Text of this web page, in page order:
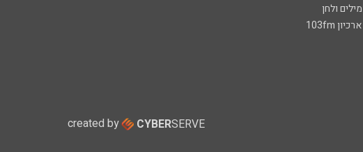
מילים ולחן
ארכיון 103fm
created by CYBERSERVE